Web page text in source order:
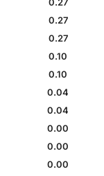
0.27
0.27
0.27
0.10
0.10
0.04
0.04
0.00
0.00
0.00